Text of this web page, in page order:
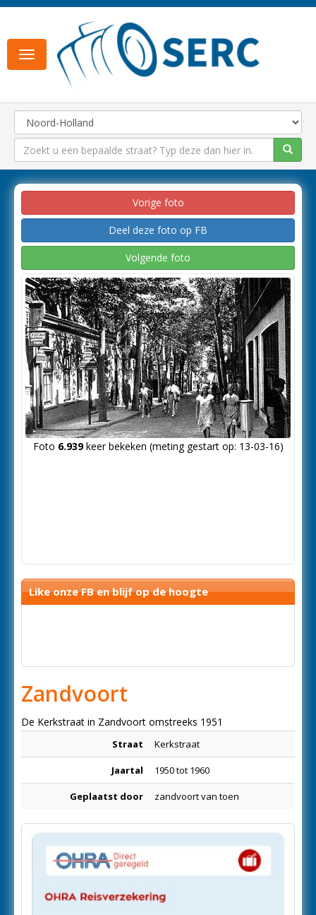
Toggle
navigation
Vorige foto
Deel deze foto op FB
Volgende foto
Foto 6.939keer bekeken (meting gestart op: 13-03-16)
Like onze FB en blijf op de hoogte
Zandvoort
De Kerkstraat in Zandvoort omstreeks 1951
Straat Kerkstraat
Jaartal 1950 tot 1960
Geplaatst door zandvoort van toen